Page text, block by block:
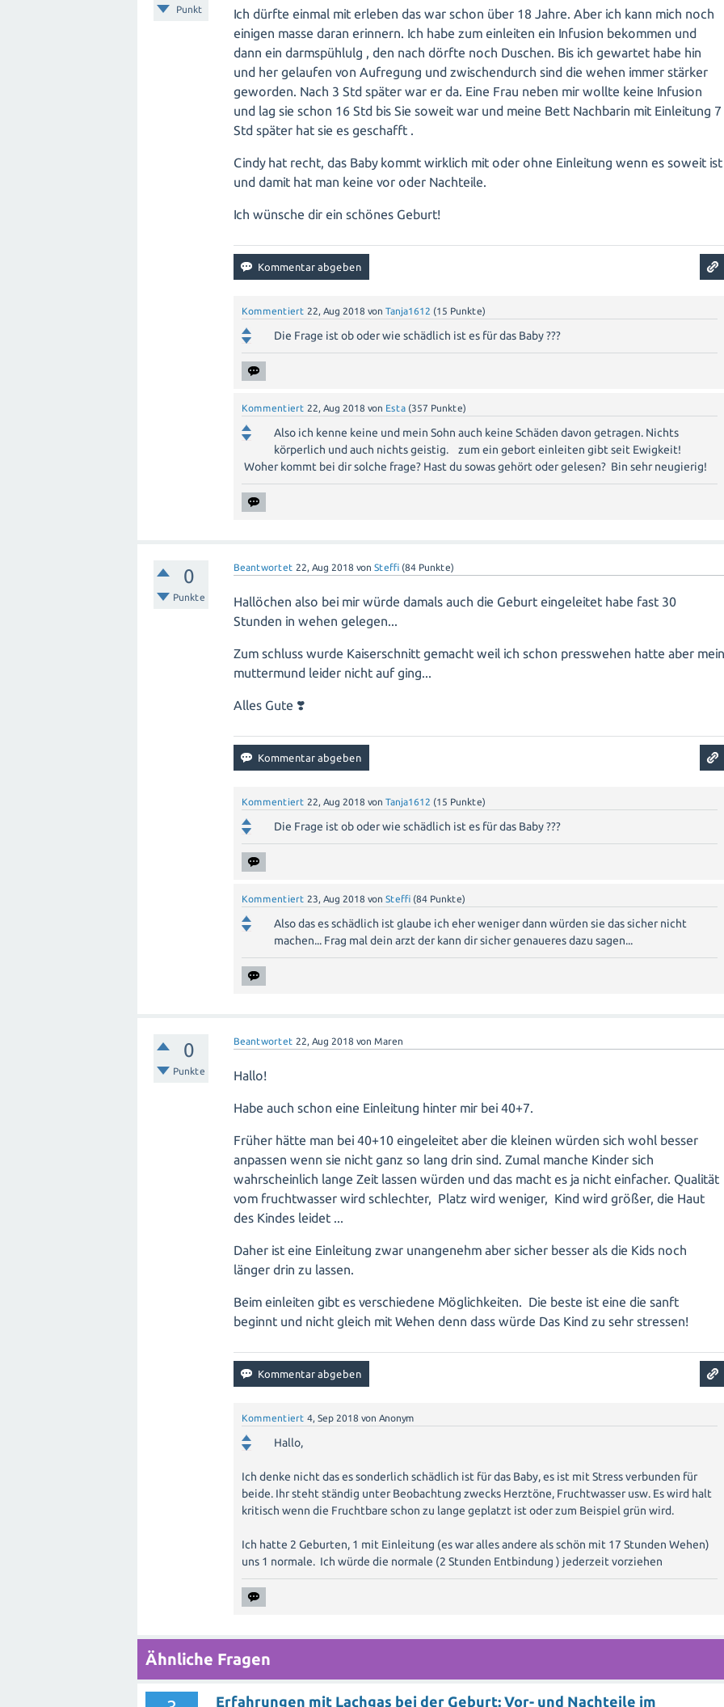
Punkt
Ich dürfte einmal mit erleben das war schon über 18 Jahre. Aber ich kann mich noch
einigen masse daran erinnern. Ich habe zum einleiten ein Infusion bekommen und
dann ein darmspühlulg , den nach dörfte noch Duschen. Bis ich gewartet habe hin
und her gelaufen von Aufregung und zwischendurch sind die wehen immer stärker
geworden. Nach 3 Std später war er da. Eine Frau neben mir wollte keine Infusion
und lag sie schon 16 Std bis Sie soweit war und meine Bett Nachbarin mit Einleitung 7
Std später hat sie es geschafft .
Cindy hat recht, das Baby kommt wirklich mit oder ohne Einleitung wenn es soweit ist
und damit hat man keine vor oder Nachteile.
Ich wünsche dir ein schönes Geburt!
Kommentiert 22, Aug 2018 vonTanja1612 (15 Punkte)
Die Frage ist ob oder wie schädlich ist es für das Baby ???
Kommentiert 22, Aug 2018 von Esta (357 Punkte)
Also ich kenne keine und mein Sohn auch keine Schäden davon getragen. Nichts
körperlich und auch nichts geistig. zum ein gebort einleiten gibt seit Ewigkeit!
Woher kommt bei dir solche frage? Hast du sowas gehört oder gelesen? Bin sehr neugierig!
0
Punkte
Beantwortet 22, Aug 2018 vonSteffi (84 Punkte)
Hallöchen also bei mir würde damals auch die Geburt eingeleitet habe fast 30
Stunden in wehen gelegen...
Zum schluss wurde Kaiserschnitt gemacht weil ich schon presswehen hatte aber
muttermund leider nicht auf ging...
Alles Gute ❣️
Kommentiert 22, Aug 2018 vonTanja1612 (15 Punkte)
Die Frage ist ob oder wie schädlich ist es für das Baby ???
Kommentiert 23, Aug 2018 vonSteffi (84 Punkte)
Also das es schädlich ist glaube ich eher weniger dann würden sie das sicher nicht
machen... Frag mal dein arzt der kann dir sicher genaueres dazu sagen...
0
Punkte
Beantwortet 22, Aug 2018 vonMaren
Hallo!
Habe auch schon eine Einleitung hinter mir bei 40+7.
Früher hätte man bei 40+10 eingeleitet aber die kleinen würden sich wohl besser
anpassen wenn sie nicht ganz so lang drin sind. Zumal manche Kinder sich
wahrscheinlich lange Zeit lassen würden und das macht es ja nicht einfacher. Qualität
vom fruchtwasser wird schlechter, Platz wird weniger, Kind wird größer, die Haut
des Kindes leidet ...
Daher ist eine Einleitung zwar unangenehm aber sicher besser als die Kids noch
länger drin zu lassen.
Beim einleiten gibt es verschiedene Möglichkeiten. Die beste ist eine die sanft
beginnt und nicht gleich mit Wehen denn dass würde Das Kind zu sehr stressen!
Kommentiert 4, Sep 2018 vonAnonym
Hallo,
Ich denke nicht das es sonderlich schädlich ist für das Baby, es ist mit Stress verbunden für
beide. Ihr steht ständig unter Beobachtung zwecks Herztöne, Fruchtwasser usw. Es wird halt
kritisch wenn die Fruchtbare schon zu lange geplatzt ist oder zum Beispiel grün wird.
Ich hatte 2 Geburten, 1 mit Einleitung (es war alles andere als schön mit 17 Stunden Wehen)
uns 1 normale. Ich würde die normale (2 Stunden Entbindung ) jederzeit vorziehen
Ähnliche Fragen
Erfahrungen mit Lachgas bei der Geburt: Vor- und Nachteile im